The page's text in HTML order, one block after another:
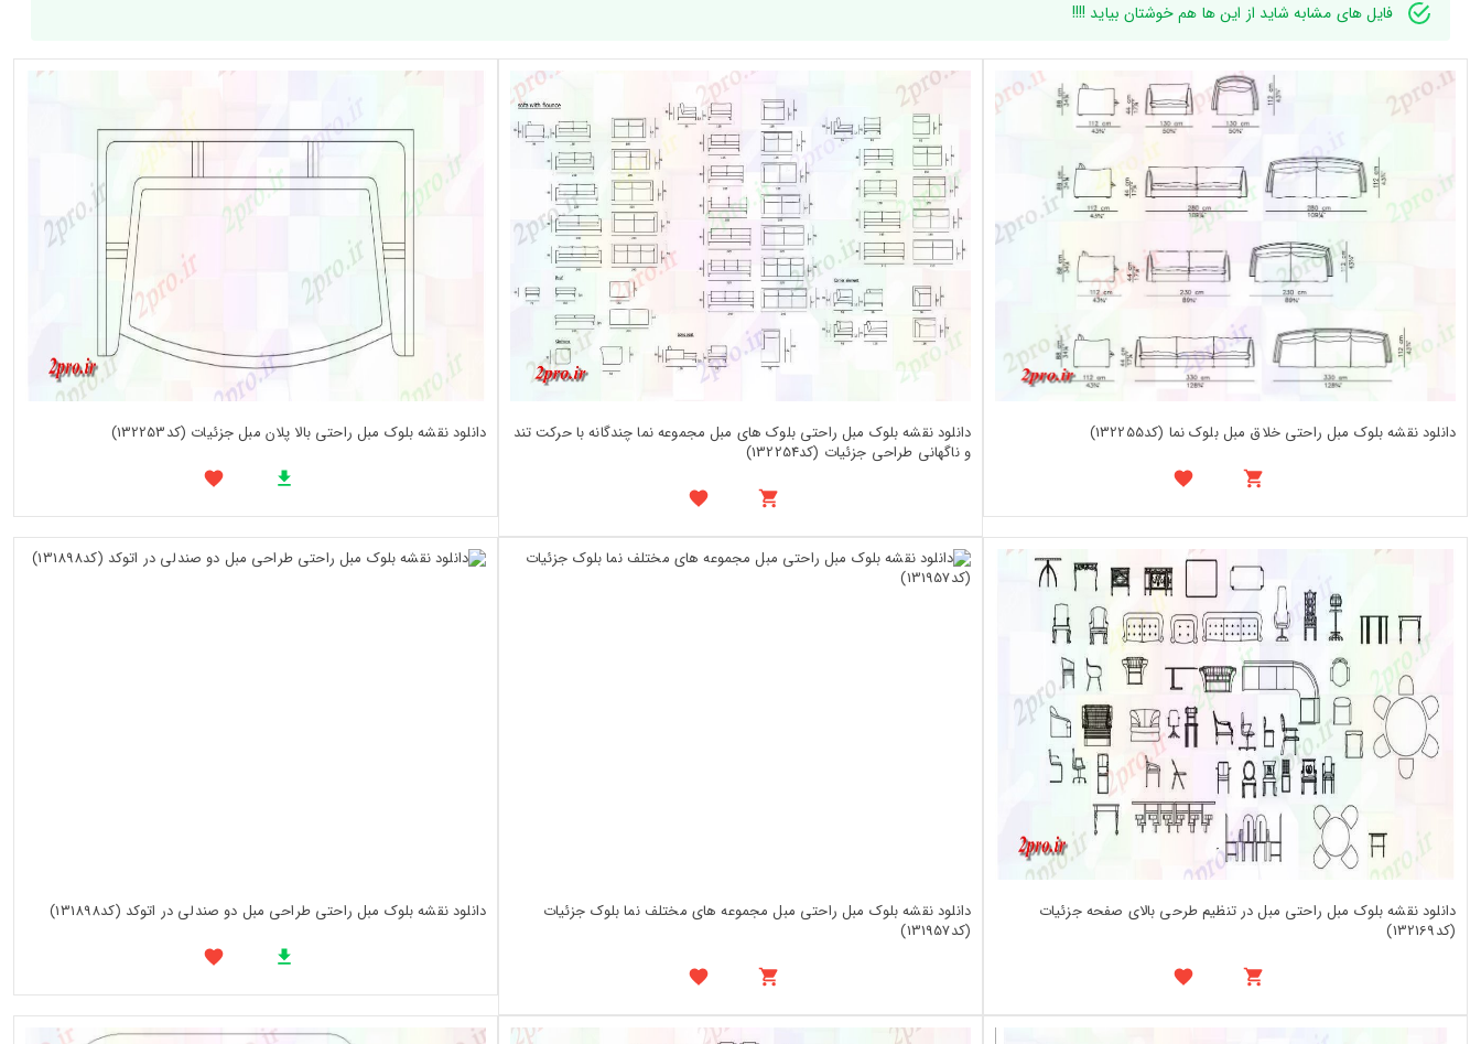
فایل های مشابه شاید از این ها هم خوشتان بیاید !!!!
دانلود نقشه بلوک مبل راحتی خلاق مبل بلوک نما (کد132255)
دانلود نقشه بلوک مبل راحتی بلوک های مبل مجموعه نما چندگانه با حرکت تند
و ناگهانی طراحی جزئیات (کد132254)
دانلود نقشه بلوک مبل راحتی بالا پلان مبل جزئیات (کد132253)
دانلود نقشه بلوک مبل راحتی مبل در تنظیم طرحی بالای صفحه جزئیات
(کد132169)
دانلود نقشه بلوک مبل راحتی مبل مجموعه های مختلف نما بلوک جزئیات
(کد131957)
دانلود نقشه بلوک مبل راحتی طراحی مبل دو صندلی در اتوکد (کد131898)